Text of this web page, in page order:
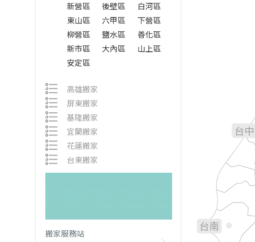
新營區
後壁區
白河區
東山區
六甲區
下營區
柳營區
鹽水區
善化區
新市區
大內區
山上區
安定區
高雄搬家
屏東搬家
基隆搬家
宜蘭搬家
花蓮搬家
台東搬家
搬家服務站
台中
台南
彰化
雲林
嘉義